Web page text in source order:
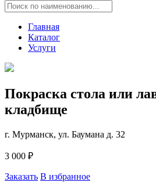
Главная
Каталог
Услуги
Покраска стола или
кладбище
г. Мурманск, ул. Баумана д. 32
3 000 ₽
Заказать В избранное